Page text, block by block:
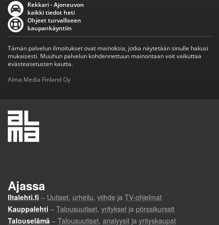
Rekkari - Ajoneuvon
kaikki tiedot heti
Ohjeet turvalliseen
kaupankäyntiin
Tämän palvelun ilmoitukset ovat mainoksia, jotka näytetään sinulle hakusi
mukaisesti. Muuhun palvelun kohdennettuun mainontaan voit vaikuttaa
evästeasetusten kautta.
Alma Media Finland Oy